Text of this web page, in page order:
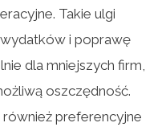
Takie ulgi
i poprawę
dla mniejszych firm,
oszczędność.
preferencyjne